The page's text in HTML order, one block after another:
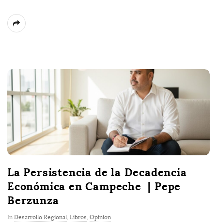
La Persistencia de la Decadencia
Económica en Campeche | Pepe
Berzunza
In Desarrollo Regional Libros Opinion